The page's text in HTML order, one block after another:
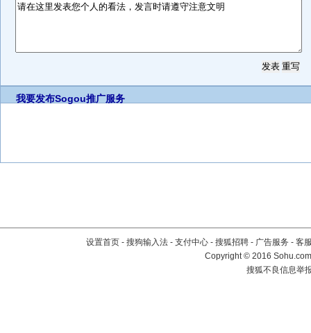
我要发布Sogou推广服务
设置首页 - 搜狗输入法 - 支付中心 - 搜狐招聘 - 广告服务 - 客
Copyright©2016
搜狐不良信息举